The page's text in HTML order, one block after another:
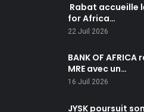
Rabat accueille
for Africa…
22 Juil 2026
BANK OF
MRE avec un…
16 Juil 2026
JYSK poursuit